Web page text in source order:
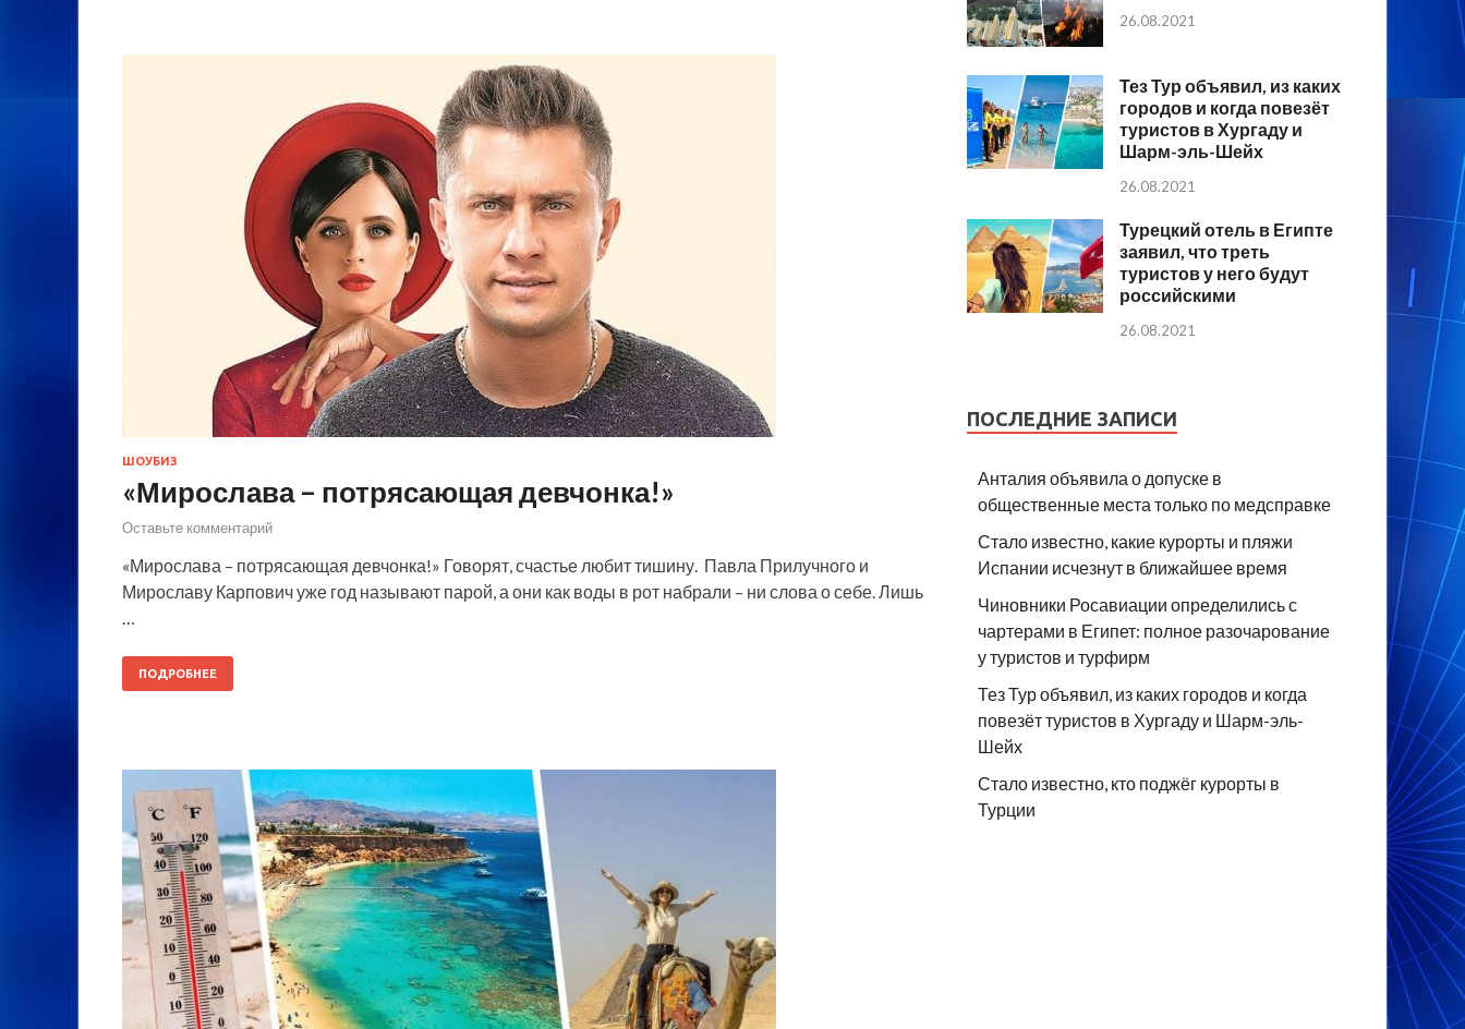
ШОУБИЗ
«Мирослава – потрясающая девчонка!»
Оставьте комментарий
«Мирослава – потрясающая девчонка!» Говорят, счастье любит тишину. Павла Прилучного и
Мирославу Карпович уже год называют парой, а они как воды в рот набрали – ни слова о себе. Лишь
…
ПОДРОБНЕЕ
26.08.2021
Тез Тур объявил, из каких
городов и когда повезёт
туристов в Хургаду и
Шарм-эль-Шейх
26.08.2021
Турецкий отель в Египте
заявил, что треть
туристов у него будут
российскими
26.08.2021
ПОСЛЕДНИЕ ЗАПИСИ
Анталия объявила о допуске в
общественные места только по медсправке
Стало известно, какие курорты и пляжи
Испании исчезнут в ближайшее время
Чиновники Росавиации определились с
чартерами в Египет: полное разочарование
у туристов и турфирм
Тез Тур объявил, из каких городов и когда
повезёт туристов в Хургаду и Шарм-эль-
Шейх
Стало известно, кто поджёг курорты в
Турции